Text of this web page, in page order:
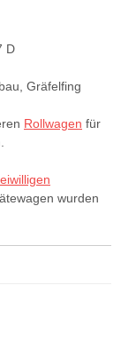
D
Gräfelfing
Rollwagen für
wurden